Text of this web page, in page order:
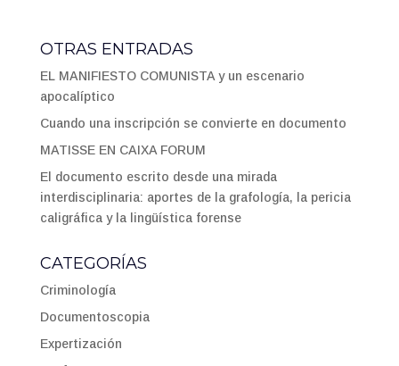
OTRAS ENTRADAS
EL MANIFIESTO COMUNISTA y un escenario
apocalíptico
Cuando una inscripción se convierte en documento
MATISSE EN CAIXA FORUM
El documento escrito desde una mirada
interdisciplinaria: aportes de la grafología, la pericia
caligráfica y la lingüística forense
CATEGORÍAS
Criminología
Documentoscopia
Expertización